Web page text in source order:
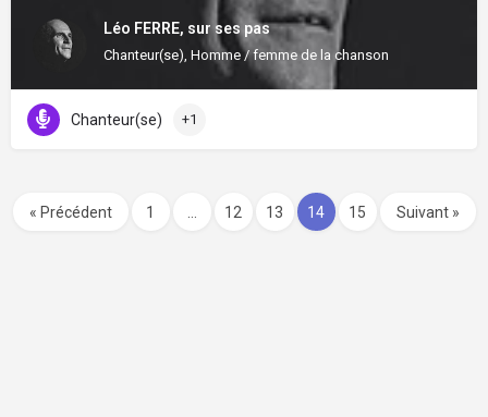
Léo FERRE, sur ses pas
Chanteur(se), Homme / femme de la chanson
Chanteur(se) +1
« Précédent 1 12 13 14 15 Suivant »